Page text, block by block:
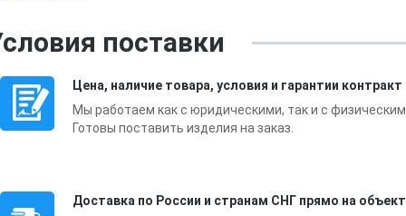
поставки
Цена, наличие товара, условия и гарантии контракт
Мы работаем как с юридическими, так и с
Готовы поставить изделия на заказ.
Доставка по России и странам СНГ прямо на объект